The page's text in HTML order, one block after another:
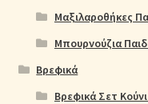
Μαξιλαροθήκες
Μπουρνούζια
Βρεφικά
Βρεφικά Σετ